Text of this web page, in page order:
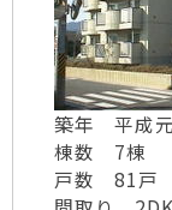
築年 平成
棟数 7棟
戸数 81戸